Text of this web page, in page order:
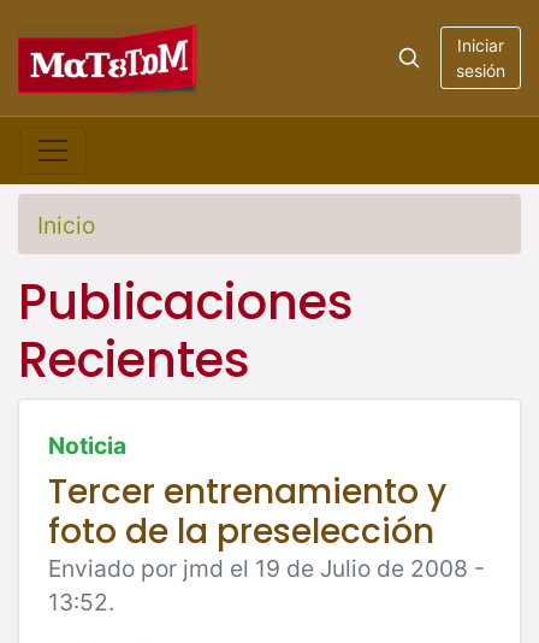
Iniciar
sesión
Inicio
Publicaciones
Recientes
Noticia
Tercer entrenamiento y
foto de la preselección
Enviado por jmd el 19 de Julio de 2008 -
13:52.